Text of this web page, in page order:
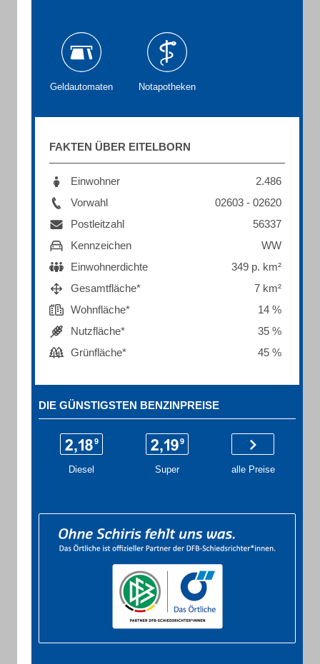
Geldautomaten Notapotheken
FAKTEN ÜBER EITELBORN
Einwohner
2.486
Vorwahl
02603 - 02620
Postleitzahl
56337
Kennzeichen
WW
Einwohnerdichte
349 p. km²
Gesamtfläche*
7 km²
Wohnfläche*
14 %
Nutzfläche*
35 %
Grünfläche*
45 %
DIE GÜNSTIGSTEN BENZINPREISE
Diesel Super alle Preise